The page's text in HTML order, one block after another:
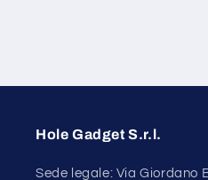
Hole Gadget S.r.l.
Sede legale: Via Giordano